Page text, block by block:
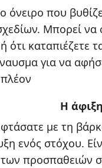
όνειρο που
Μπορεί να
ότι καταπιέζετε
για να
Η
με τη
ενός στόχου.
προσπαθειών